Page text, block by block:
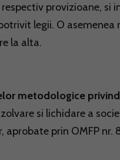
provizioane, si
legii. O asemenea
la alta.
metodologice
si lichidare a
aprobate prin OMFP nr.